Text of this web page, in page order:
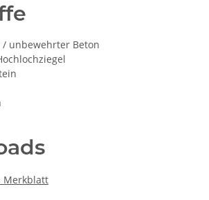
/ unbewehrter Beton
Merkblatt